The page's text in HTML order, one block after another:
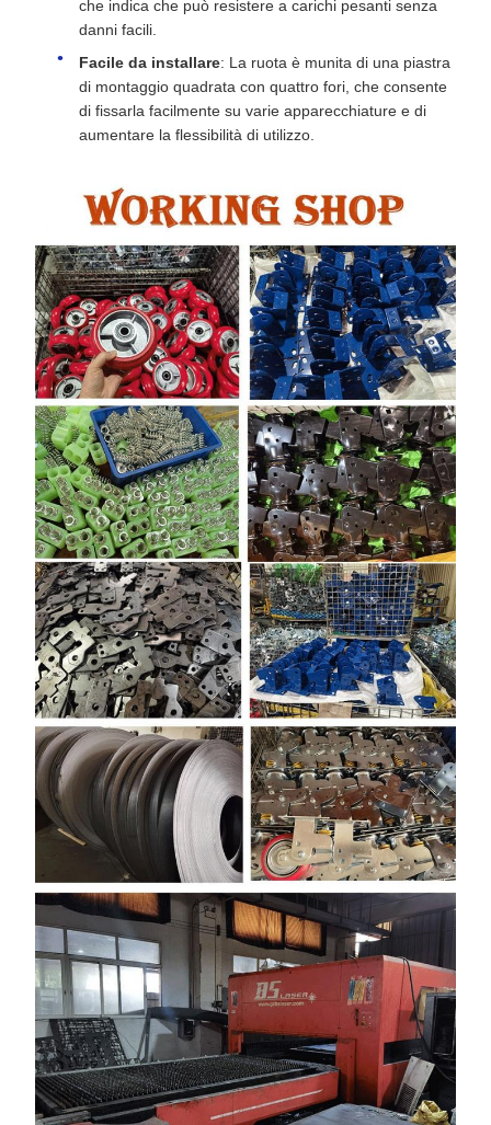
che indica che può resistere a carichi pesanti senza
danni facili.
Facile da installare: La ruota è munita di una piastra
di montaggio quadrata con quattro fori, che consente
di fissarla facilmente su varie apparecchiature e di
aumentare la flessibilità di utilizzo.